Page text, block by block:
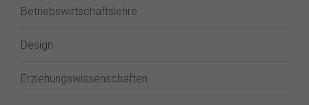
Betriebswirtschaftslehre
Design
Erziehungswissenschaften